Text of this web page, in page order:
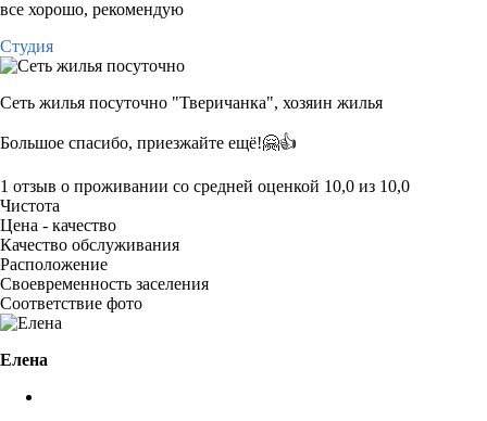
все хорошо, рекомендую
Студия
Сеть жилья посуточно "Тверичанка", хозяин жилья
Большое спасибо, приезжайте ещё!🤗👍
1 отзыв о проживании со средней оценкой 10,0 из 10,0
Чистота
Цена - качество
Качество обслуживания
Расположение
Своевременность заселения
Соответствие фото
Елена